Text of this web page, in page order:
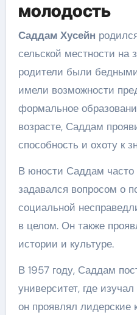
молодость
Саддам Хусейн
сельской местности на
родители были
имели возможности
формальное
возрасте, Саддам
способность и охоту к
В юности Саддам часто
задавался вопросом о
социальной
в целом. Он также
истории и культуре.
В 1957 году, Саддам
университет, где
он проявлял лидерские